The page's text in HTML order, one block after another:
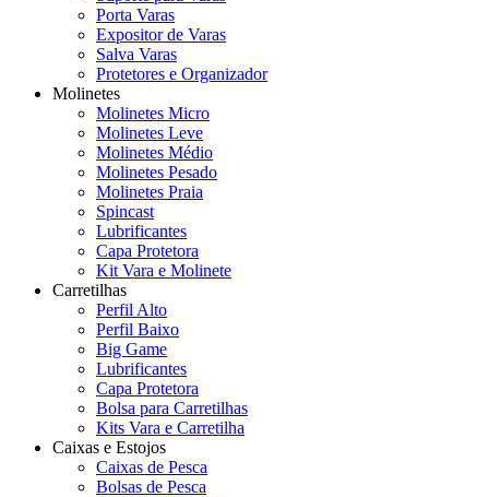
Porta Varas
Expositor de Varas
Salva Varas
Protetores e Organizador
Molinetes
Molinetes Micro
Molinetes Leve
Molinetes Médio
Molinetes Pesado
Molinetes Praia
Spincast
Lubrificantes
Capa Protetora
Kit Vara e Molinete
Carretilhas
Perfil Alto
Perfil Baixo
Big Game
Lubrificantes
Capa Protetora
Bolsa para Carretilhas
Kits Vara e Carretilha
Caixas e Estojos
Caixas de Pesca
Bolsas de Pesca